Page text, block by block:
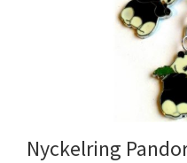
Nyckelring